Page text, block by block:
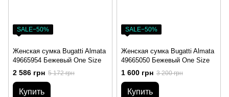
SALE−50%
Женская сумка Bugatti Almata
49665954 Бежевый One Size
2 586 грн 5 172 грн
Купить
SALE−50%
Женская сумка Bugatti Almata
49665050 Бежевый One Size
1 600 грн 3 200 грн
Купить